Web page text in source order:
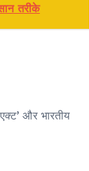
तरीके
और भारतीय